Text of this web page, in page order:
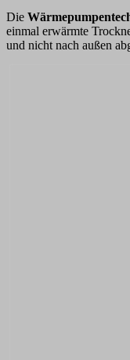
Die
einmal erwärmte
und nicht nach außen